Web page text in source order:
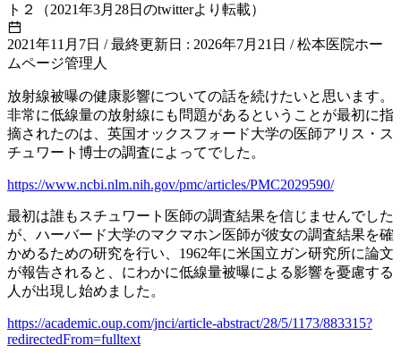
ト２（2021年3月28日のtwitterより転載）
2021年11月7日 / 最終更新日 : 2026年7月21日 / 松本医院ホー
ムページ管理人
放射線被曝の健康影響についての話を続けたいと思います。
非常に低線量の放射線にも問題があるということが最初に指
摘されたのは、英国オックスフォード大学の医師アリス・ス
チュワート博士の調査によってでした。
https://www.ncbi.nlm.nih.gov/pmc/articles/PMC2029590/
最初は誰もスチュワート医師の調査結果を信じませんでした
が、ハーバード大学のマクマホン医師が彼女の調査結果を確
かめるための研究を行い、1962年に米国立ガン研究所に論文
が報告されると、にわかに低線量被曝による影響を憂慮する
人が出現し始めました。
https://academic.oup.com/jnci/article-abstract/28/5/1173/883315?
redirectedFrom=fulltext